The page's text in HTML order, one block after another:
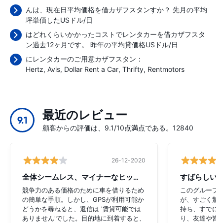
んは、現在日平均価格を借カザフスタンすか？ 先月の平均
坪単価したUSドル/日
はどれくらいかかったコストでレンタカーを借カザフスタ
ン過去12ヶ月です。 昨年の平均貸価格USドル/日
にレンタカーのご用意カザフスタン：
Hertz Avis Dollar Rent a Car Thrifty Rentmotors
9.1 最近のレビュー
顧客からの評価は、9.1/10点満点である。12840
26-12-2020
全体シームレス、マイナーなヒップアップ
競争力のある価格のために車を借りるため
の簡単な手順。しかし、GPSが利用可能か
どうかを尋ねると、返信は '賃貸可能では
ありません'でした。目的地に到着すると、
すばらしい
このグルー
が、すごく驚
持ち、すでに
り、友達や